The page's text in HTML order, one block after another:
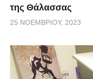
της Θάλασσας
25 ΝΟΕΜΒΡΊΟΥ, 2023